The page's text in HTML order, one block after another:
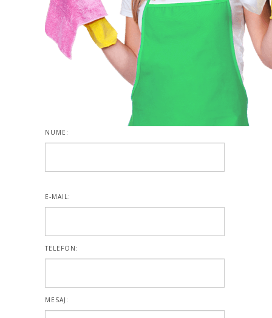
NUME:
E-MAIL:
TELEFON:
MESAJ: